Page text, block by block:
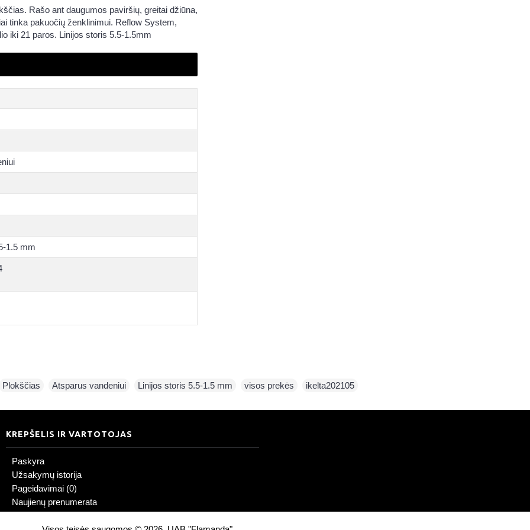
Rašo ant daugumos paviršių, greitai džiūna,
tinka pakuočių ženklinimui. Reflow System,
iki 21 paros. Linijos storis 5.5-1.5mm
1.5 mm
Plokščias Atsparus vandeniui Linijos storis 5.5-1.5 mm visos prekės ikelta202105
KREPŠELIS IR VARTOTOJAS
Paskyra
Užsakymų istorija
Pageidavimai (0)
Naujienų prenumerata